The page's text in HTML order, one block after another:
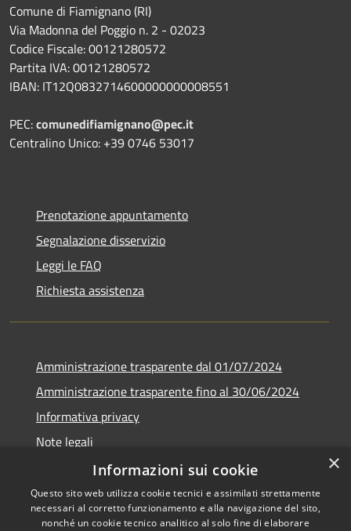
Comune di Fiamignano (RI)
Via Madonna del Poggio n. 2 - 02023
Codice Fiscale: 00121280572
Partita IVA: 00121280572
IBAN: IT12Q0832714600000000008551
PEC:comunedifiamignano@pec.it
Centralino Unico: +39 0746 53017
Prenotazione appuntamento
Segnalazione disservizio
Leggi le FAQ
Richiesta assistenza
Amministrazione trasparente dal 01/07/2024
Amministrazione trasparente fino al 30/06/2024
Informativa privacy
Note legali
Dichiarazione di accessibilità
×
Informazioni sui cookie
Questo sito web utilizza cookie tecnici e assimilati strettamente
necessari al corretto funzionamento e alla navigazione del sito,
nonché un cookie tecnico analitico al solo fine di elaborare